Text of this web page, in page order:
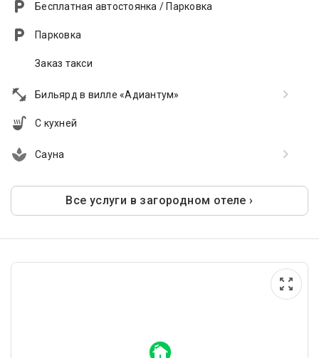
Бесплатная автостоянка / Парковка
Парковка
Заказ такси
Бильярд в вилле «Адиантум»
С кухней
Сауна
Все услуги в загородном отеле ›